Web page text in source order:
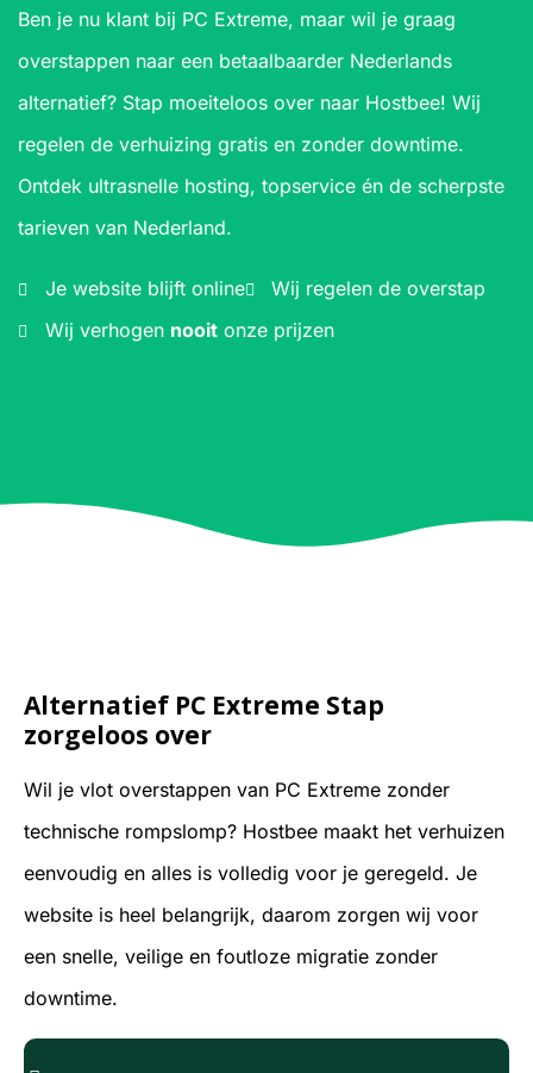
Ben je nu klant bij PC Extreme, maar wil je graag
overstappen naar een betaalbaarder Nederlands
alternatief? Stap moeiteloos over naar Hostbee! Wij
regelen de verhuizing gratis en zonder downtime.
Ontdek ultrasnelle hosting, topservice én de scherpste
tarieven van Nederland.
Je website blijft online
Wij regelen de overstap
Wij verhogen nooitonze prijzen
Alternatief PC Extreme Stap
zorgeloos over
Wil je vlot overstappen van PC Extreme zonder
technische rompslomp? Hostbee maakt het verhuizen
eenvoudig en alles is volledig voor je geregeld. Je
website is heel belangrijk, daarom zorgen wij voor
een snelle, veilige en foutloze migratie zonder
downtime.